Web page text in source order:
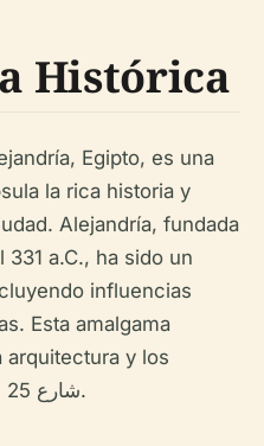
Histórica
la rica historia y
Alejandría, fundada
a.C., ha sido un
influencias
Esta amalgama
arquitectura y los
monumentos a lo largo de شارع 25.